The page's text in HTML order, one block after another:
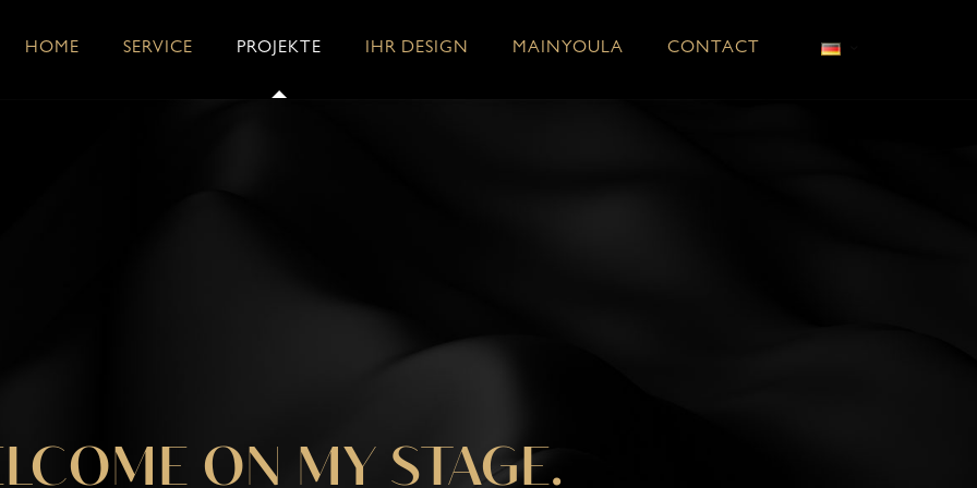
HOME SERVICE PROJEKTE IHR DESIGN MAINYOULA CONTACT
ON MY STAGE.